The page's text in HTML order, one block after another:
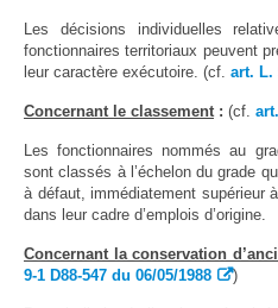
Les décisions individuelles
fonctionnaires territoriaux peuvent
leur caractère exécutoire. (cf. art. L.
Concernant le classement: (cf.
Les fonctionnaires nommés au
sont classés à l’échelon du grade
à défaut, immédiatement supérieur
dans leur cadre d’emplois d’origine.
Concernant la conservation
9-1 D88-547 du 06/05/1988
)